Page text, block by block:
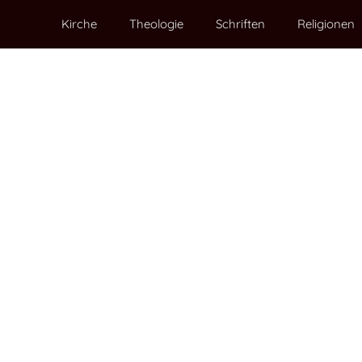
Kirche Theologie Schriften Religionen